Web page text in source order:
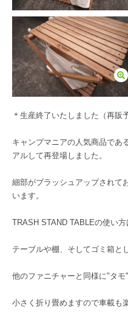
＊生産終了いたしました（再販
キャンプマニアの人気商品であ
アルして再登場しました。
細部がブラッシュアップされて
います。
TRASH STAND TABLEの使い方
テーブルや棚、そしてゴミ箱と
他のファニチャーと同様に"タモ"
小さく折り畳めますので車載も